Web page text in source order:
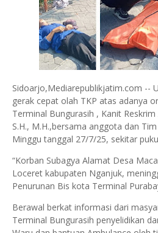
Sidoarjo,Mediarepublikjatim.com --
gerak cepat olah TKP atas adanya
Terminal Bungurasih , Kanit
S.H., M.H.,bersama anggota dan
Minggu tanggal 27/7/25, sekitar
“Korban Subagya Alamat Desa
Loceret kabupaten Nganjuk,
Penurunan Bis kota Terminal
Berawal berkat informasi dari
Terminal Bungurasih penyelidikan